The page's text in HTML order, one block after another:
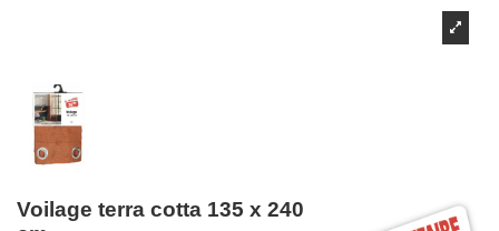
Voilage terra cotta 135 x 240